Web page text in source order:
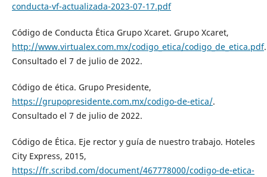
conducta-vf-actualizada-2023-07-17.pdf
Código de Conducta Ética Grupo Xcaret. Grupo Xcaret,
http://www.virtualex.com.mx/codigo_etica/codigo_de_etica.pdf.
Consultado el 7 de julio de 2022.
Código de ética. Grupo Presidente,
https://grupopresidente.com.mx/codigo-de-etica/.
Consultado el 7 de julio de 2022.
Código de Ética. Eje rector y guía de nuestro trabajo. Hoteles
City Express, 2015,
https://fr.scribd.com/document/467778000/codigo-de-etica-